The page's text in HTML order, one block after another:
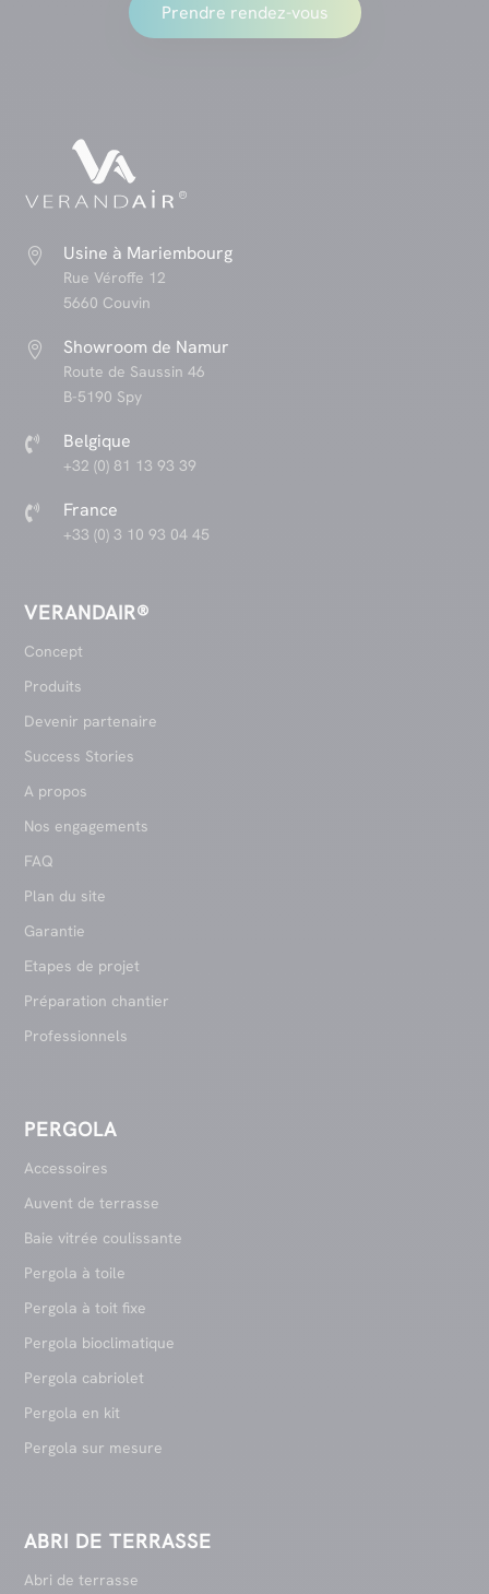
Prendre rendez-vous
 Usine à Mariembourg
Rue Véroffe 12
5660 Couvin
 Showroom de Namur
Route de Saussin 46
B-5190 Spy
 Belgique
+32 (0) 81 13 93 39
 France
+33 (0) 3 10 93 04 45
VERANDAIR®
Concept
Produits
Devenir partenaire
Success Stories
A propos
Nos engagements
FAQ
Plan du site
Garantie
Etapes de projet
Préparation chantier
Professionnels
PERGOLA
Accessoires
Auvent de terrasse
Baie vitrée coulissante
Pergola à toile
Pergola à toit fixe
Pergola bioclimatique
Pergola cabriolet
Pergola en kit
Pergola sur mesure
ABRI DE TERRASSE
Abri de terrasse